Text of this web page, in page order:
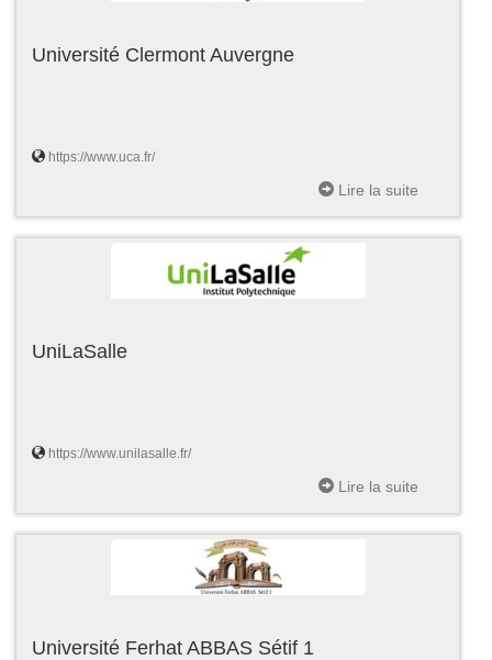
Université Clermont Auvergne
https://www.uca.fr/
Lire la suite
UniLaSalle
https://www.unilasalle.fr/
Lire la suite
Université Ferhat ABBAS Sétif 1